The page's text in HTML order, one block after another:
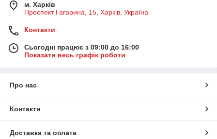
м. Харків
Проспект Гагарина, 15, Харків, Україна
Контакти
Сьогодні працює з 09:00 до 16:00
Показати весь графік роботи
Про нас
Контакти
Доставка та оплата